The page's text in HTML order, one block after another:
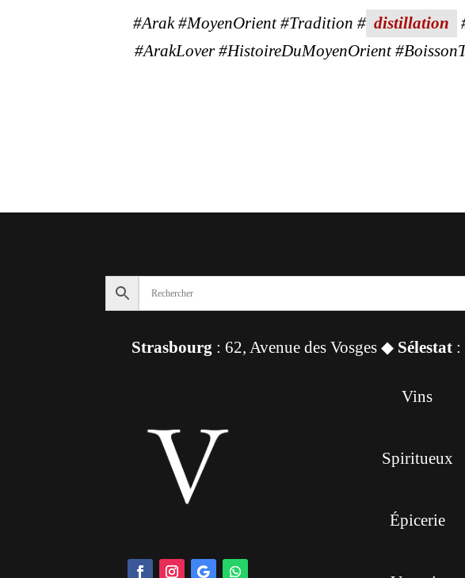
#Arak #MoyenOrient #Tradition # distillation
#ArakLover #HistoireDuMoyenOrient
Strasbourg : 62, Avenue des Vosges ◆ Sélestat :
Vins
Spiritueux
Épicerie